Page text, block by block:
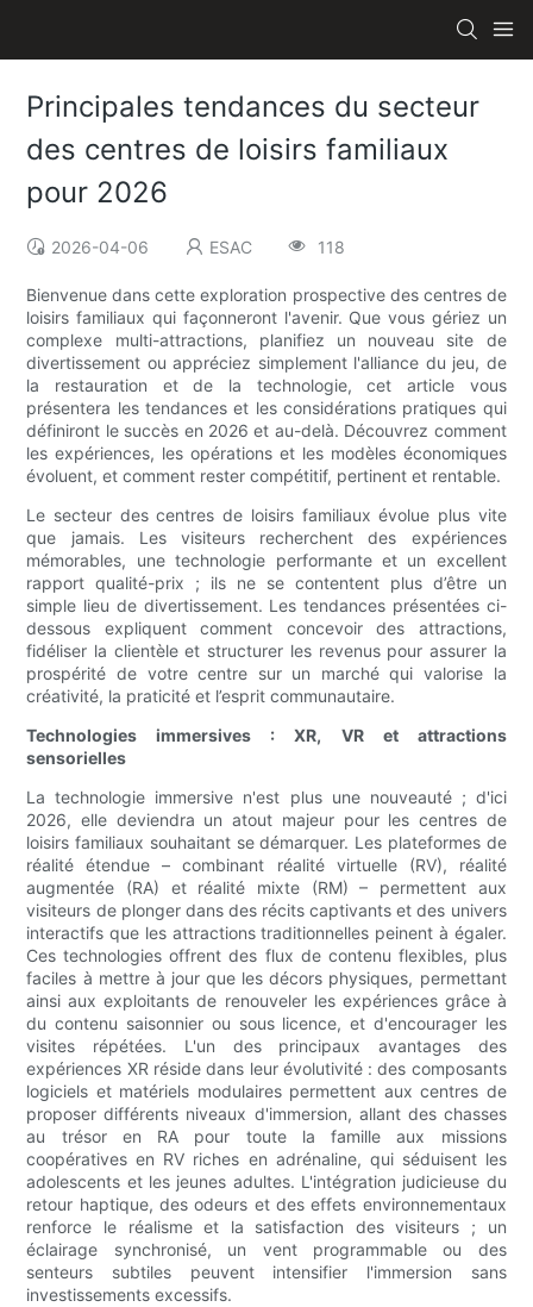
Principales tendances du secteur
des centres de loisirs familiaux
pour 2026
2026-04-06 ESAC 118
Bienvenue dans cette exploration prospective des centres de
loisirs familiaux qui façonneront l'avenir. Que vous gériez un
complexe multi-attractions, planifiez un nouveau site de
divertissement ou appréciez simplement l'alliance du jeu, de
la restauration et de la technologie, cet article vous
présentera les tendances et les considérations pratiques qui
définiront le succès en 2026 et au-delà. Découvrez comment
les expériences, les opérations et les modèles économiques
évoluent, et comment rester compétitif, pertinent et rentable.
Le secteur des centres de loisirs familiaux évolue plus vite
que jamais. Les visiteurs recherchent des expériences
mémorables, une technologie performante et un excellent
rapport qualité-prix ; ils ne se contentent plus d’être un
simple lieu de divertissement. Les tendances présentées ci-
dessous expliquent comment concevoir des attractions,
fidéliser la clientèle et structurer les revenus pour assurer la
prospérité de votre centre sur un marché qui valorise la
créativité, la praticité et l’esprit communautaire.
Technologies immersives : XR, VR et attractions
sensorielles
La technologie immersive n'est plus une nouveauté ; d'ici
2026, elle deviendra un atout majeur pour les centres de
loisirs familiaux souhaitant se démarquer. Les plateformes de
réalité étendue – combinant réalité virtuelle (RV), réalité
augmentée (RA) et réalité mixte (RM) – permettent aux
visiteurs de plonger dans des récits captivants et des univers
interactifs que les attractions traditionnelles peinent à égaler.
Ces technologies offrent des flux de contenu flexibles, plus
faciles à mettre à jour que les décors physiques, permettant
ainsi aux exploitants de renouveler les expériences grâce à
du contenu saisonnier ou sous licence, et d'encourager les
visites répétées. L'un des principaux avantages des
expériences XR réside dans leur évolutivité : des composants
logiciels et matériels modulaires permettent aux centres de
proposer différents niveaux d'immersion, allant des chasses
au trésor en RA pour toute la famille aux missions
coopératives en RV riches en adrénaline, qui séduisent les
adolescents et les jeunes adultes. L'intégration judicieuse du
retour haptique, des odeurs et des effets environnementaux
renforce le réalisme et la satisfaction des visiteurs ; un
éclairage synchronisé, un vent programmable ou des
senteurs subtiles peuvent intensifier l'immersion sans
investissements excessifs.